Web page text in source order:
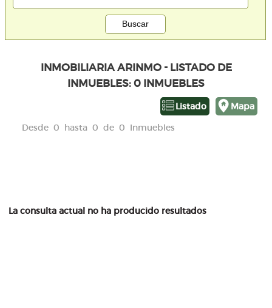
INMOBILIARIA ARINMO - LISTADO DE
INMUEBLES: 0 INMUEBLES
Mapa
Listado
Desde 0 hasta 0 de 0 Inmuebles
La consulta actual no ha producido resultados